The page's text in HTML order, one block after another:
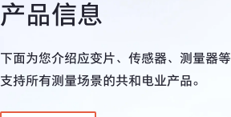
产品信息
下面为您介绍应变片、传感器、测量器等
支持所有测量场景的共和电业产品。